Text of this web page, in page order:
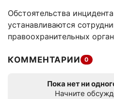
Обстоятельства
устанавливаются
правоохранительных
КОММЕНТАРИИ 0
Пока нет ни
Начните